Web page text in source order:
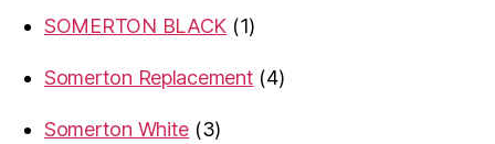
SOMERTON BLACK
11
Somerton Replacement
44
Somerton White
33